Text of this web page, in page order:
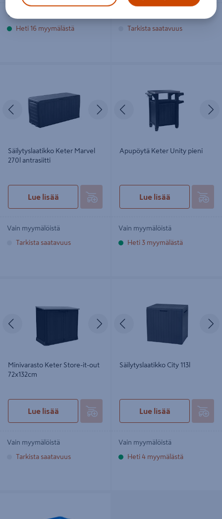
Vain myymälöistä
Heti 16 myymälästä Tarkista saatavuus
Edellinen Seuraava
Säilytyslaatikko Keter Marvel
270l antrasiitti
Lue lisää
Vain myymälöistä
Tarkista saatavuus
Edellinen
Apupöytä Keter Unity pieni
Lue lisää
Vain myymälöistä
Heti 3 myymälästä
Seuraava
Minivarasto Keter Store-it-out
72x132cm
Lue lisää
Vain myymälöistä
Tarkista saatavuus
Säilytyslaatikko City 113l
Lue lisää
Vain myymälöistä
Heti 4 myymälästä